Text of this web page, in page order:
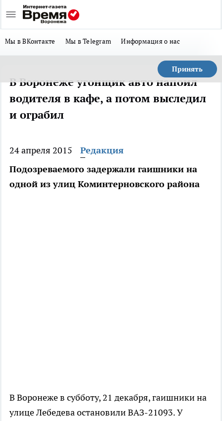
Мы в ВКонтакте Мы в Telegram Информация о нас
Принять
В Воронеже угонщик авто напоил
водителя в кафе, а потом выследил
и ограбил
24 апреля 2015
Редакция
Подозреваемого задержали гаишники на
одной из улиц Коминтерновского района
В Воронеже в субботу, 21 декабря, гаишники на
улице Лебедева остановили ВАЗ-21093. У